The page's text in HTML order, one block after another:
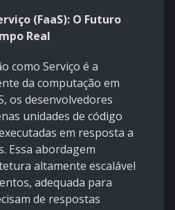
(FaaS): O Futuro
Real
como Serviço é a
da computação em
os desenvolvedores
unidades de código
em resposta a
Essa abordagem
altamente escalável
adequada para
de respostas